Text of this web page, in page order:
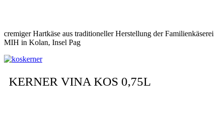
cremiger Hartkäse aus traditioneller Herstellung der Familienkäserei
MIH in Kolan, Insel Pag
KERNER VINA KOS 0,75L